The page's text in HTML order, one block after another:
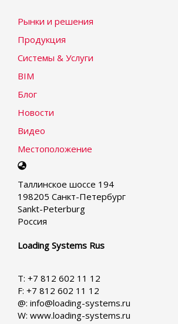
Рынки и решения
Продукция
Системы & Услуги
BIM
Блог
Новости
Видео
Местоположение
Select
language
Таллинское шоссе 194
198205 Санкт-Петербург
Sankt-Peterburg
Россия
Loading Systems Rus
T: +7 812 602 11 12
F: +7 812 602 11 12
@: info@loading-systems.ru
W: www.loading-systems.ru